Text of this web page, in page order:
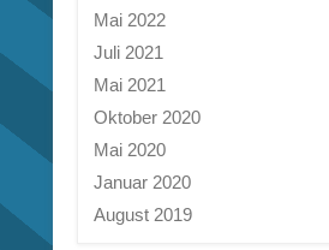
Mai 2022
Juli 2021
Mai 2021
Oktober 2020
Mai 2020
Januar 2020
August 2019